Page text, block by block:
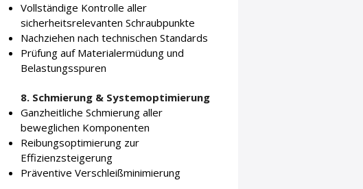
Vollständige Kontrolle aller
sicherheitsrelevanten Schraubpunkte
Nachziehen nach technischen Standards
Prüfung auf Materialermüdung und
Belastungsspuren
8. Schmierung & Systemoptimierung
Ganzheitliche Schmierung aller
beweglichen Komponenten
Reibungsoptimierung zur
Effizienzsteigerung
Präventive Verschleißminimierung